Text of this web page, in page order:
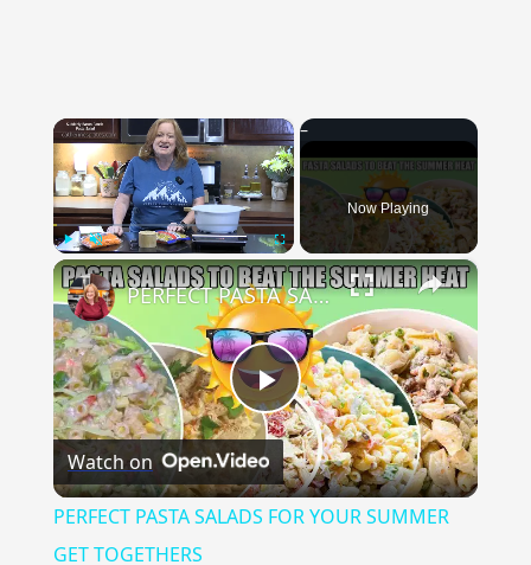
×
Play Unmute Fullscreen
Now Playing
×
Play
Video
PERFECT PASTA SALADS FOR YOUR SUMMER GET TOGETHERS
Watch on
PERFECT PASTA SALADS FOR YOUR SUMMER
GET TOGETHERS